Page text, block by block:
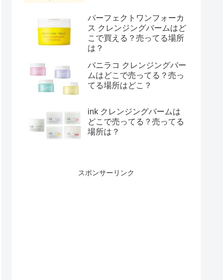
パーフェクトワンフォーカ
ス クレンジングバームはど
こで買える？売ってる場所
は？
バニラコ クレンジングバー
ムはどこで売ってる？売っ
てる場所はどこ？
ink クレンジングバームは
どこで売ってる？売ってる
場所は？
スポンサーリンク